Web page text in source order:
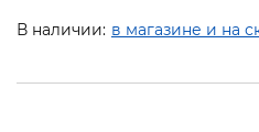
В наличии: в магазине и на